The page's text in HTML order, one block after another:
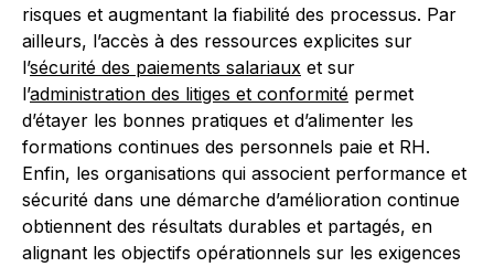
risques et augmentant la fiabilité des processus. Par
ailleurs, l’accès à des ressources explicites sur
l’sécurité des paiements salariaux et sur
l’administration des litiges et conformité permet
d’étayer les bonnes pratiques et d’alimenter les
formations continues des personnels paie et RH.
Enfin, les organisations qui associent performance et
sécurité dans une démarche d’amélioration continue
obtiennent des résultats durables et partagés, en
alignant les objectifs opérationnels sur les exigences